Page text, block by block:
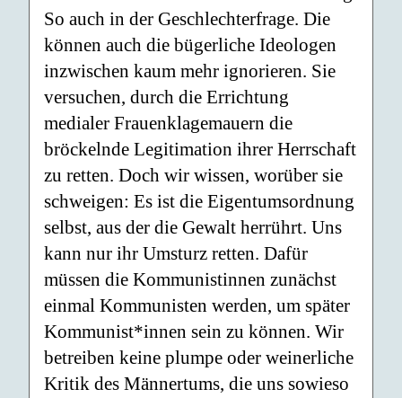
So auch in der Geschlechterfrage. Die
können auch die bügerliche Ideologen
inzwischen kaum mehr ignorieren. Sie
versuchen, durch die Errichtung
medialer Frauenklagemauern die
bröckelnde Legitimation ihrer Herrschaft
zu retten. Doch wir wissen, worüber sie
schweigen: Es ist die Eigentumsordnung
selbst, aus der die Gewalt herrührt. Uns
kann nur ihr Umsturz retten. Dafür
müssen die Kommunistinnen zunächst
einmal Kommunisten werden, um später
Kommunist*innen sein zu können. Wir
betreiben keine plumpe oder weinerliche
Kritik des Männertums, die uns sowieso